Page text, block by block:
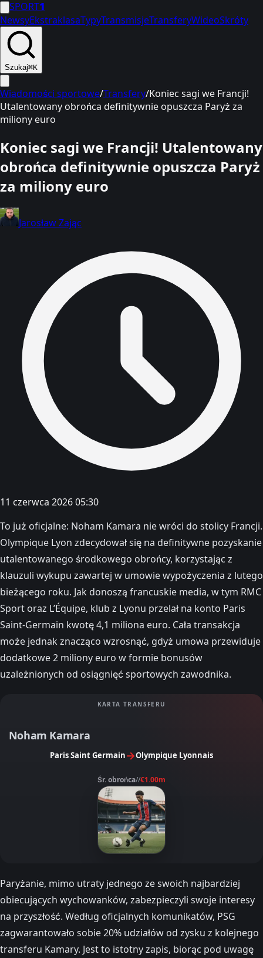
SPORT1
NewsyEkstraklasaTypyTransmisjeTransferyWideoSkróty
Szukaj⌘K
Wiadomości sportowe/Transfery/Koniec sagi we Francji!
Utalentowany obrońca definitywnie opuszcza Paryż za
miliony euro
Koniec sagi we Francji! Utalentowany
obrońca definitywnie opuszcza Paryż
za miliony euro
Jarosław Zając
11 czerwca 2026 05:30
To już oficjalne: Noham Kamara nie wróci do stolicy Francji.
Olympique Lyon zdecydował się na definitywne pozyskanie
utalentowanego środkowego obrońcy, korzystając z
klauzuli wykupu zawartej w umowie wypożyczenia z lutego
bieżącego roku. Jak donoszą francuskie media, w tym RMC
Sport oraz L’Équipe, klub z Lyonu przelał na konto Paris
Saint-Germain kwotę 4,1 miliona euro. Cała transakcja
może jednak znacząco wzrosnąć, gdyż umowa przewiduje
dodatkowe 2 miliony euro w formie bonusów
uzależnionych od osiągnięć sportowych zawodnika.
KARTA TRANSFERU
Noham Kamara
Paris Saint Germain→Olympique Lyonnais
Śr. obrońca//€1.00m
Paryżanie, mimo utraty jednego ze swoich najbardziej
obiecujących wychowanków, zabezpieczyli swoje interesy
na przyszłość. Według oficjalnych komunikatów, PSG
zagwarantowało sobie 20% udziałów od zysku z kolejnego
transferu Kamary. Jest to istotny zapis, biorąc pod uwagę